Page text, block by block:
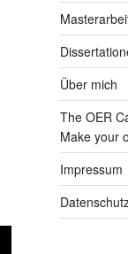
Über mich
The OER
Make your
Impressum